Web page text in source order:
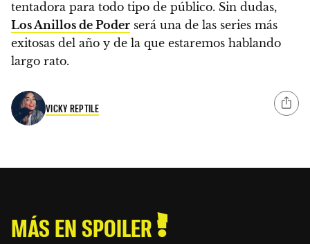
tentadora para todo tipo de público. Sin dudas,
Los Anillos de Poder será una de las series más
exitosas del año y de la que estaremos hablando
largo rato.
VICKY REPTILE
MÁS EN SPOILER